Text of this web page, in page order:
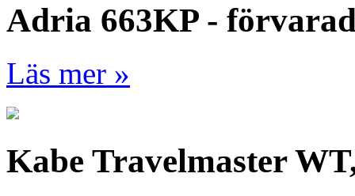
Adria 663KP -
Läs mer »
Kabe Travelmaster